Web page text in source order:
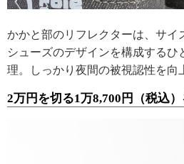
かかと部のリフレクターは、サイ
シューズのデザインを構成するひ
理。しっかり夜間の被視認性を向
2万円を切る1万8,700円（税込）